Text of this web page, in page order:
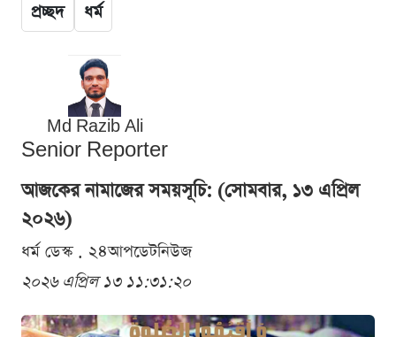
প্রচ্ছদ ধর্ম
Md Razib Ali
Senior Reporter
আজকের নামাজের সময়সূচি: (সোমবার, ১৩ এপ্রিল
২০২৬)
ধর্ম ডেস্ক . ২৪আপডেটনিউজ
২০২৬ এপ্রিল ১৩ ১১:৩১:২০